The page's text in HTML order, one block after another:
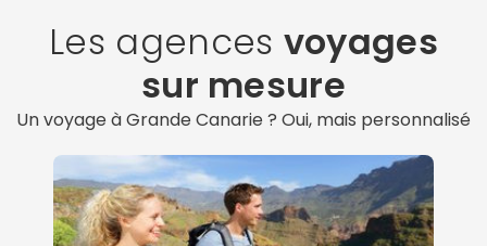
Les agences voyages
sur mesure
Un voyage à Grande Canarie ? Oui, mais personnalisé